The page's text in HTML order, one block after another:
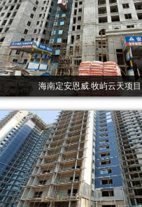
海南定安恩威.牧屿云天项目